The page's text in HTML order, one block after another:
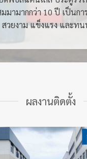
มามากกว่า 10 ปี เป็นก
สวยงาม แข็งแรง และท
ผลงานติดตั้ง